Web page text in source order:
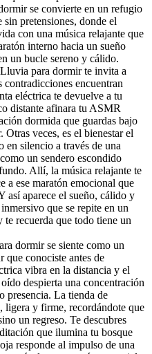
se convierte en un refugio
pretensiones, donde el
con una música relajante que
interno hacia un sueño
un bucle sereno y cálido.
para dormir te invita a
contradicciones encuentran
eléctrica te devuelve a tu
distante afinara tu ASMR
dormida que guardas bajo
veces, es el bienestar el
en silencio a través de una
un sendero escondido
Allí, la música relajante te
a ese maratón emocional que
así aparece el sueño, cálido y
que se repite en un
te recuerda que todo tiene un
dormir se siente como un
que conociste antes de
vibra en la distancia y el
despierta una concentración
presencia. La tienda de
ligera y firme, recordándote que
un regreso. Te descubres
que ilumina tu bosque
responde al impulso de una